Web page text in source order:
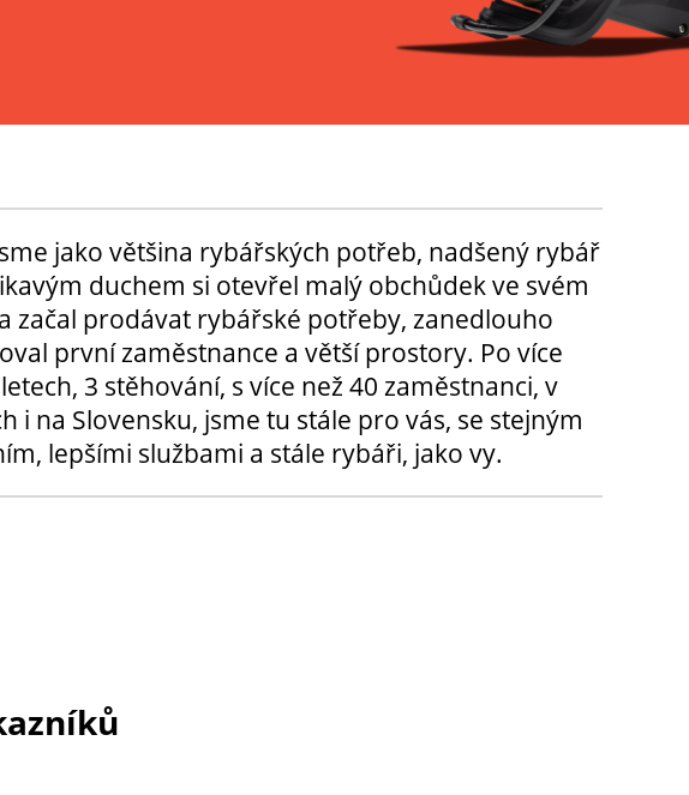
jako většina rybářských potřeb, nadšený rybář
duchem si otevřel malý obchůdek ve svém
začal prodávat rybářské potřeby, zanedlouho
první zaměstnance a větší prostory. Po více
3 stěhování, s více než 40 zaměstnanci, v
i na Slovensku, jsme tu stále pro vás, se stejným
lepšími službami a stále rybáři, jako vy.